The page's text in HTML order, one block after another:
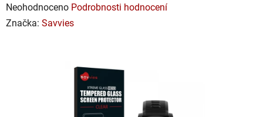
Průměrné
hodnocení
Neohodnoceno Podrobnosti hodnocení
Značka: Savvies